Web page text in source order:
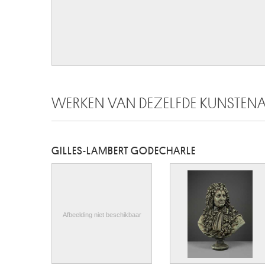
WERKEN VAN DEZELFDE
GILLES-LAMBERT GODECHARLE
Afbeelding niet beschikbaar